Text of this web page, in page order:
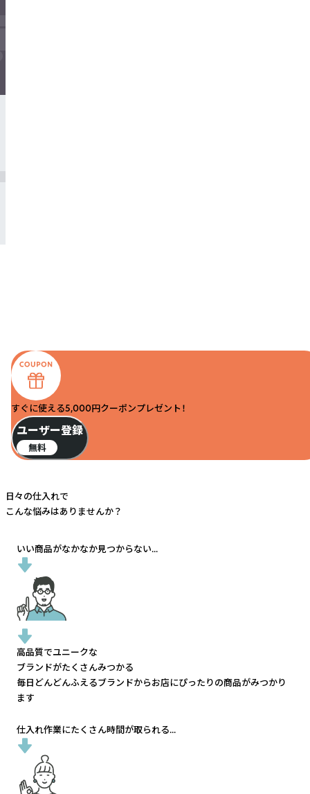
すぐに使える5,000円クーポンプレゼント！
ユーザー登録
無料
日々の仕入れで
こんな悩みはありませんか？
いい商品がなかなか見つからない...
高品質でユニークな
ブランドがたくさんみつかる
毎日どんどんふえるブランドからお店にぴったりの商品がみつかり
ます
仕入れ作業にたくさん時間が取られる...